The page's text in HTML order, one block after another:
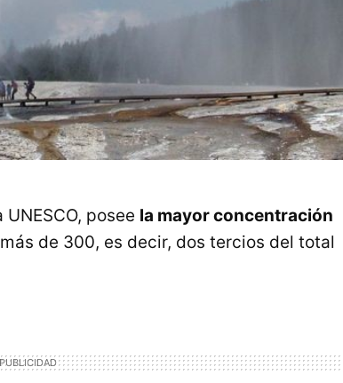
posee la mayor concentración
de 300, es decir, dos tercios del total